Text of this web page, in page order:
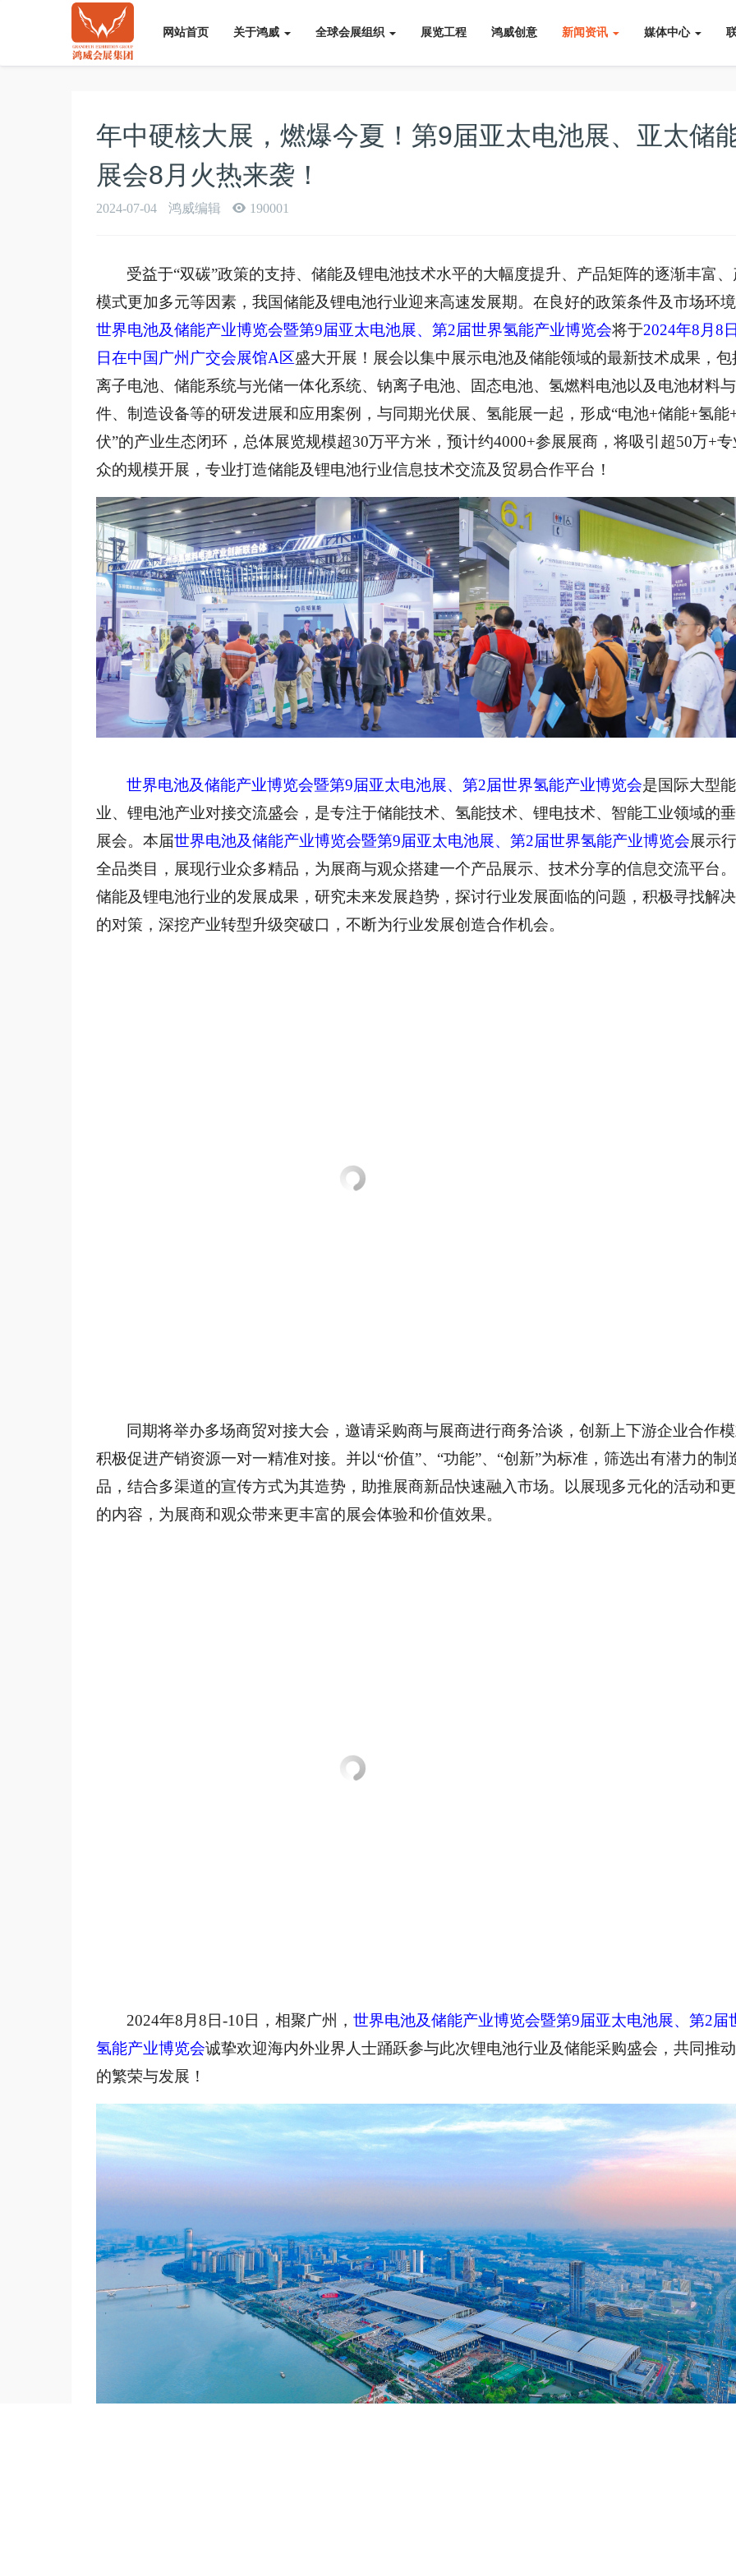
网站首页 关于鸿威 全球会展组织 展览工程 鸿威创意 新闻资讯 媒体中心
年中硬核大展，燃爆今夏！第9届亚太电池展、亚太储
展会8月火热来袭！
2024-07-04 鸿威编辑 190001
受益于“双碳”政策的支持、储能及锂电池技术水平的大幅度提升、产品矩阵的逐渐丰富
模式更加多元等因素，我国储能及锂电池行业迎来高速发展期。在良好的政策条件及市场环
世界电池及储能产业博览会暨第9届亚太电池展、第2届世界氢能产业博览会将于2024年8月8
日在中国广州广交会展馆A区盛大开展！展会以集中展示电池及储能领域的最新技术成果，包
离子电池、储能系统与光储一体化系统、钠离子电池、固态电池、氢燃料电池以及电池材料
件、制造设备等的研发进展和应用案例，与同期光伏展、氢能展一起，形成“电池+储能+氢能
伏”的产业生态闭环，总体展览规模超30万平方米，预计约4000+参展展商，将吸引超50万+
众的规模开展，专业打造储能及锂电池行业信息技术交流及贸易合作平台！
世界电池及储能产业博览会暨第9届亚太电池展、第2届世界氢能产业博览会是国际大型
业、锂电池产业对接交流盛会，是专注于储能技术、氢能技术、锂电技术、智能工业领域的
展会。本届世界电池及储能产业博览会暨第9届亚太电池展、第2届世界氢能产业博览会展示
全品类目，展现行业众多精品，为展商与观众搭建一个产品展示、技术分享的信息交流平台
储能及锂电池行业的发展成果，研究未来发展趋势，探讨行业发展面临的问题，积极寻找解
的对策，深挖产业转型升级突破口，不断为行业发展创造合作机会。
同期将举办多场商贸对接大会，邀请采购商与展商进行商务洽谈，创新上下游企业合作
积极促进产销资源一对一精准对接。并以“价值”、“功能”、“创新”为标准，筛选出有潜力的制
品，结合多渠道的宣传方式为其造势，助推展商新品快速融入市场。以展现多元化的活动和
的内容，为展商和观众带来更丰富的展会体验和价值效果。
2024年8月8日-10日，相聚广州， 世界电池及储能产业博览会暨第9届亚太电池展、第2届
氢能产业博览会诚挚欢迎海内外业界人士踊跃参与此次锂电池行业及储能采购盛会，共同推
的繁荣与发展！